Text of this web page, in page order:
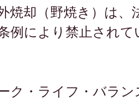
焼却（野焼き）は、
例により禁止されて
ク・ライフ・バラン